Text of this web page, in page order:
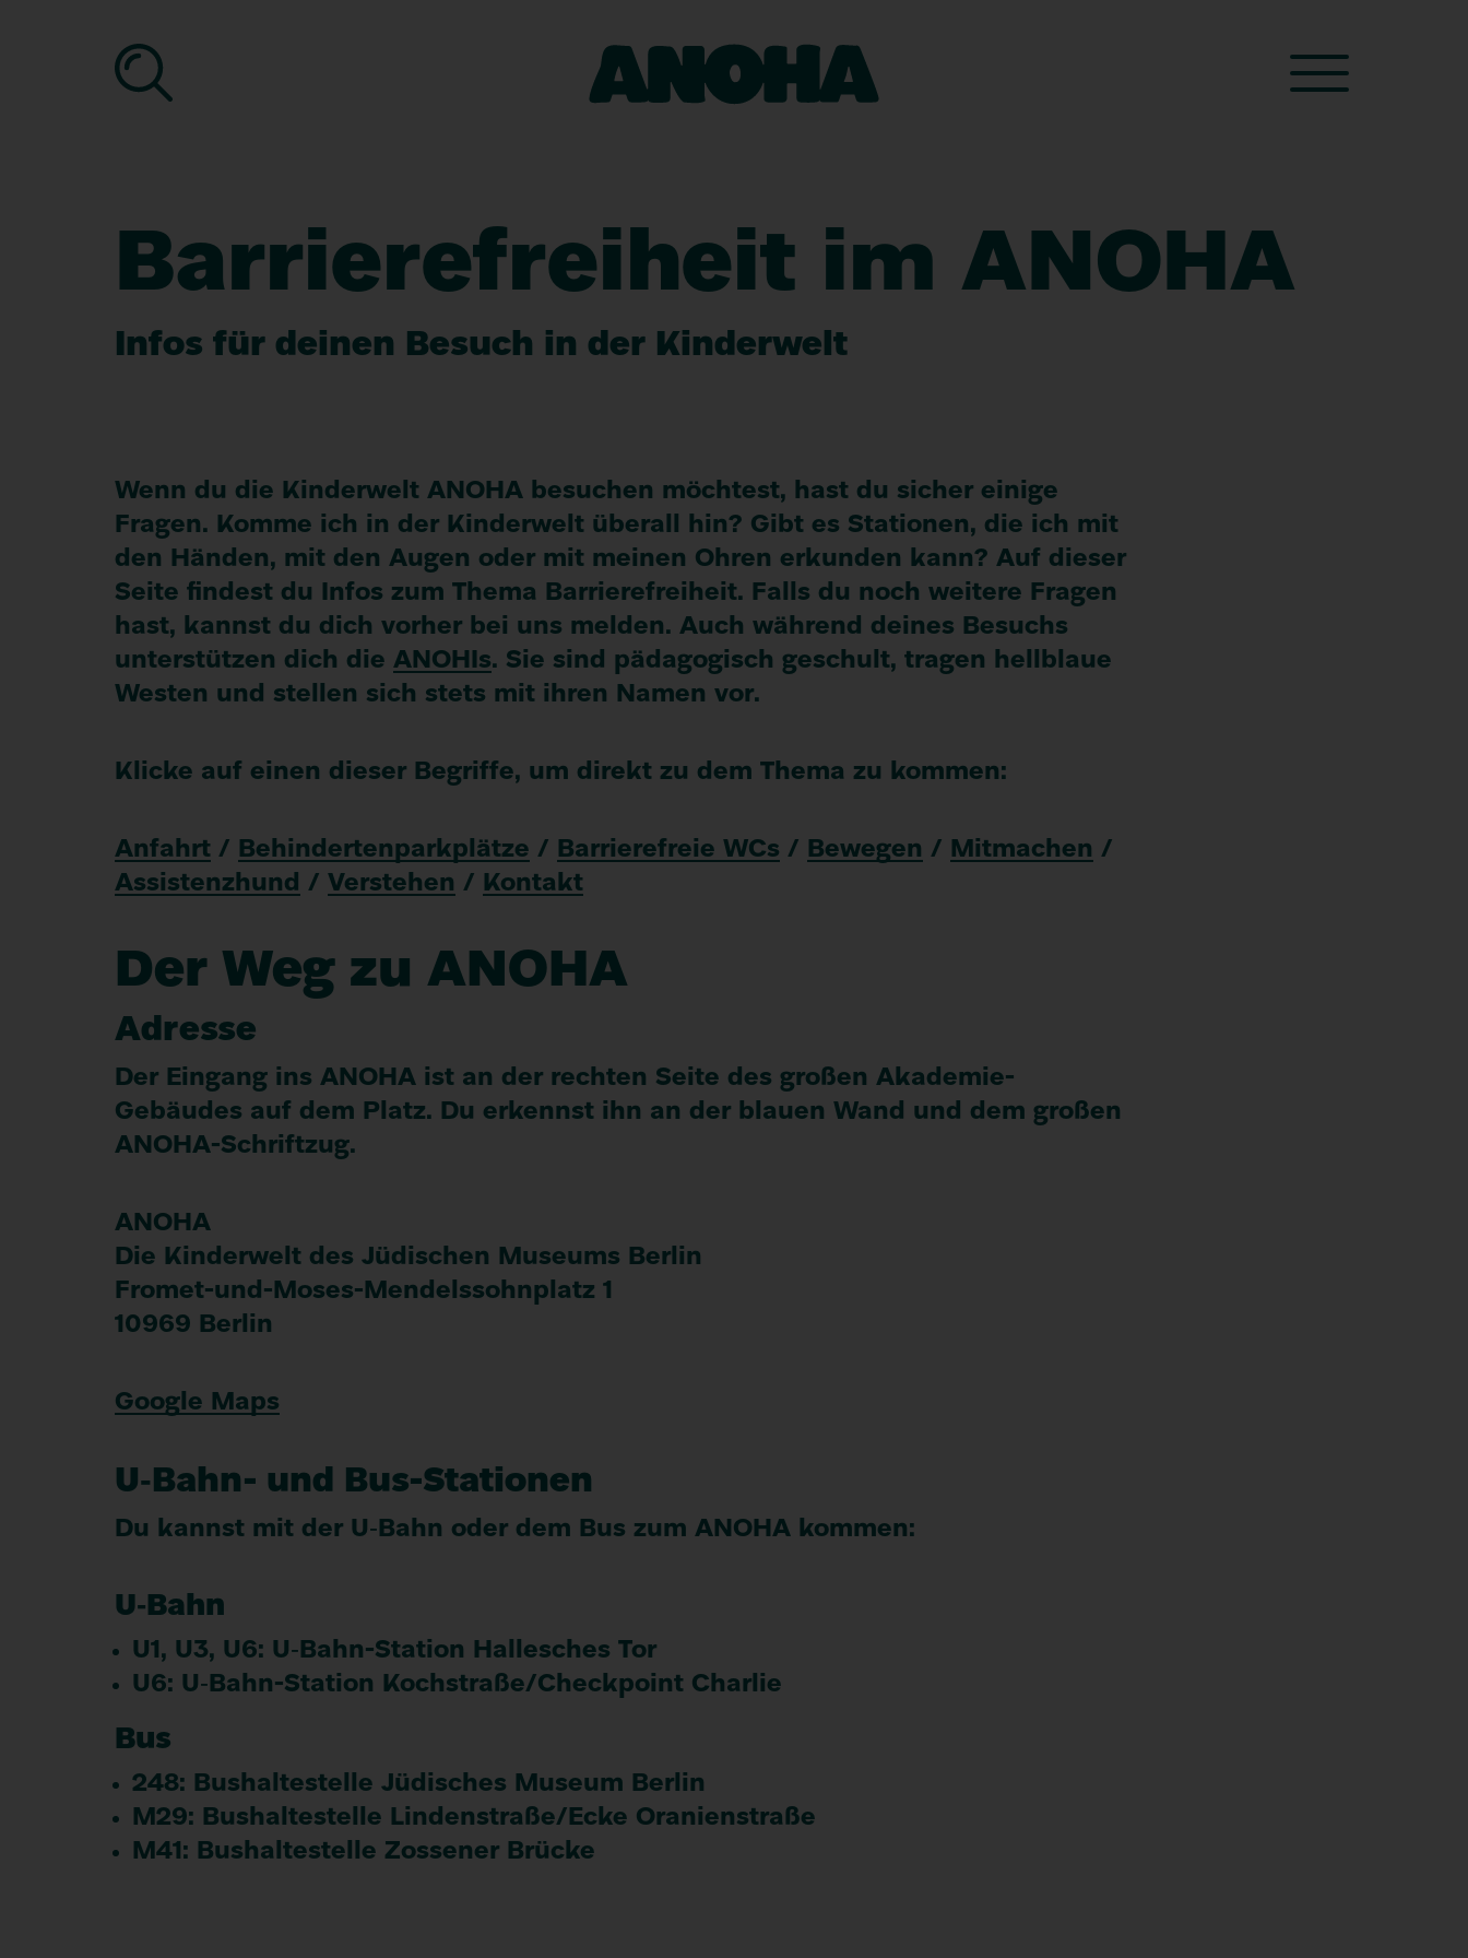
Jüdischen
Museums
Berlin
Barrierefreiheit im ANOHA
Infos für deinen Besuch in der Kinderwelt
Wenn du die Kinder­welt ANOHA besuchen möchtest, hast du sicher einige
Fragen. Komme ich in der Kinder­welt überall hin? Gibt es Stationen, die ich mit
den Händen, mit den Augen oder mit meinen Ohren erkunden kann? Auf dieser
Seite findest du Infos zum Thema Barriere­­frei­heit. Falls du noch weitere Fragen
hast, kannst du dich vorher bei uns melden. Auch während deines Besuchs
unterstützen dich die ANOHIs. Sie sind pädagogisch geschult, tragen hellblaue
Westen und stellen sich stets mit ihren Namen vor.
Klicke auf einen dieser Begriffe, um direkt zu dem Thema zu kommen:
Anfahrt / Behindertenparkplätze / Barrierefreie WCs / Bewegen / Mitmachen /
Assistenzhund / Verstehen / Kontakt
Der Weg zu ANOHA
Adresse
Der Eingang ins ANOHA ist an der rechten Seite des großen Akademie-
Gebäudes auf dem Platz. Du erkennst ihn an der blauen Wand und dem großen
ANOHA-Schriftzug.
ANOHA
Die Kinder­welt des Jüdischen Museums Berlin
Fromet-und-Moses-Mendels­sohn­platz 1
10969 Berlin
Google Maps
U‑Bahn- und Bus-Stationen
Du kannst mit der U‑Bahn oder dem Bus zum ANOHA kommen:
U‑Bahn
U1 , U3, U6: U‑Bahn-Station Hallesches Tor
U6: U‑Bahn-Station Koch­straße/​Check­point Charlie
Bus
248: Bus­halte­stelle Jüdisches Museum Berlin
M 29: Bus­halte­stelle Linden­straße/​Ecke Oranienstraße
M 41 : Bus­halte­stelle Zossener Brücke